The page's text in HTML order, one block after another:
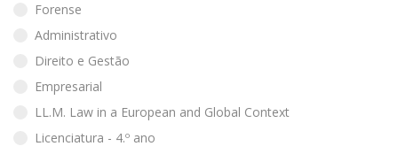
Forense
Administrativo
Direito e Gestão
Empresarial
LL.M. Law in a European and Global Context
Licenciatura - 4.º ano